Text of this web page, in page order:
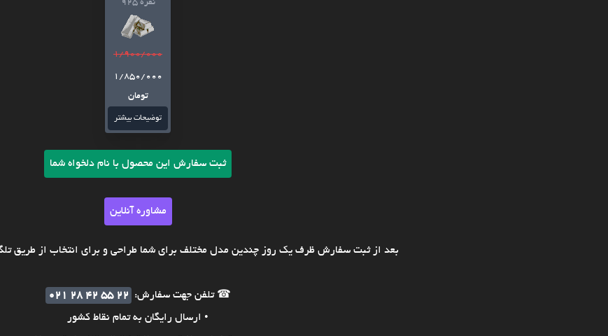
نقره 925
1/900/000
1/850/000
تومان
توضیحات بیشتر
ثبت سفارش این محصول با نام دلخواه شما
مشاوره آنلاین
بعد از ثبت سفارش ظرف یک روز چندین مدل مختلف برای شما طراحی و برای انتخاب از طریق
☎ تلفن جهت سفارش:
021 28 42 55 22
• ارسال رایگان به تمام نقاط کشور